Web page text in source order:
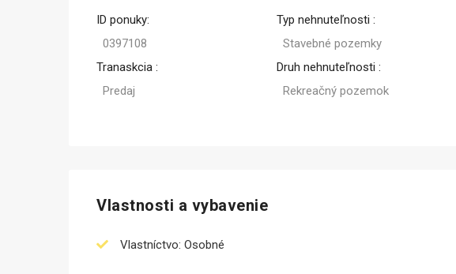
ID ponuky:
0397108
Tranaskcia :
Predaj
Typ nehnuteľnosti :
Stavebné pozemky
Druh nehnuteľnosti :
Rekreačný pozemok
Vlastnosti a vybavenie
Vlastníctvo: Osobné